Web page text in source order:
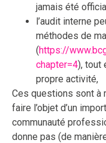
jamais été
l’audit interne
méthodes de
(https://
chapter=4), tout
propre activité,
Ces questions sont à
faire l’objet d’un
communauté
donne pas (de